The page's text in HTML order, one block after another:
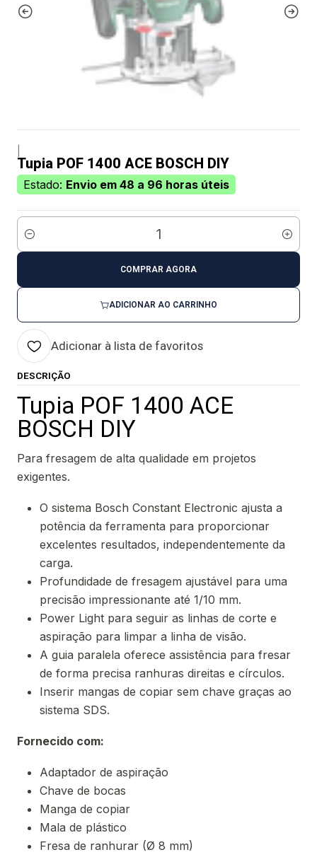
Tupia POF 1400 ACE BOSCH DIY
Estado: Envio em 48 a 96 horas úteis
Quantidade
ADICIONAR AO CARRINHO
COMPRAR AGORA
Adicionar à lista de favoritos
DESCRIÇÃO
Tupia POF 1400 ACE
BOSCH DIY
Para fresagem de alta qualidade em projetos
exigentes.
O sistema Bosch Constant Electronic ajusta a
potência da ferramenta para proporcionar
excelentes resultados, independentemente da
carga.
Profundidade de fresagem ajustável para uma
precisão impressionante até 1/10 mm.
Power Light para seguir as linhas de corte e
aspiração para limpar a linha de visão.
A guia paralela oferece assistência para fresar
de forma precisa ranhuras direitas e círculos.
Inserir mangas de copiar sem chave graças ao
sistema SDS.
Fornecido com:
Adaptador de aspiração
Chave de bocas
Manga de copiar
Mala de plástico
Fresa de ranhurar (Ø 8 mm)